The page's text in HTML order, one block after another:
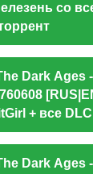
со
Dark Ages
+ все
Dark Ages